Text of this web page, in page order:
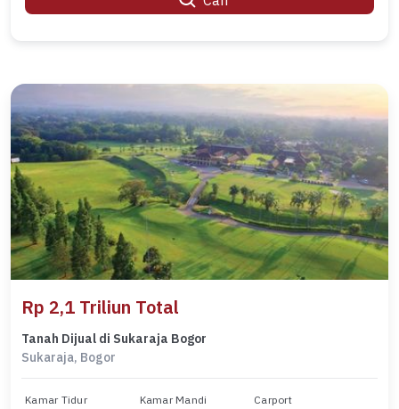
Rp 2,1 Triliun Total
Tanah Dijual di Sukaraja Bogor
Sukaraja, Bogor
Kamar Tidur Kamar Mandi Carport